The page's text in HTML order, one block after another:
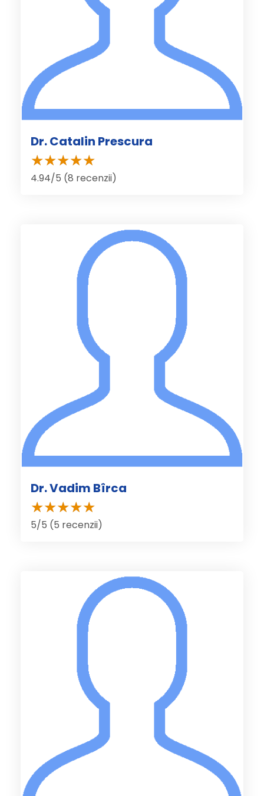
Dr. Catalin Prescura
4.94/5 (8 recenzii)
Dr. Vadim Bîrca
5/5 (5 recenzii)